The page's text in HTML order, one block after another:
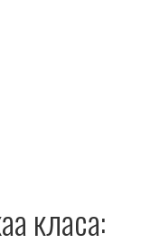
класа: